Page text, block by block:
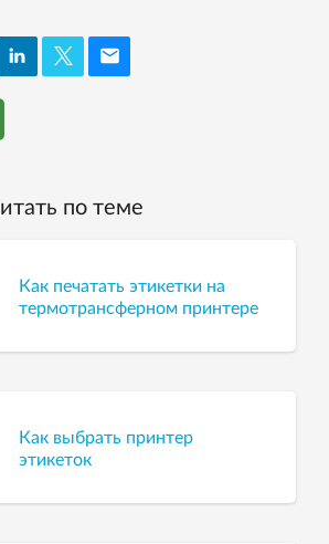
по теме
Как печатать этикетки на
термотрансферном принтере
Как выбрать принтер
этикеток